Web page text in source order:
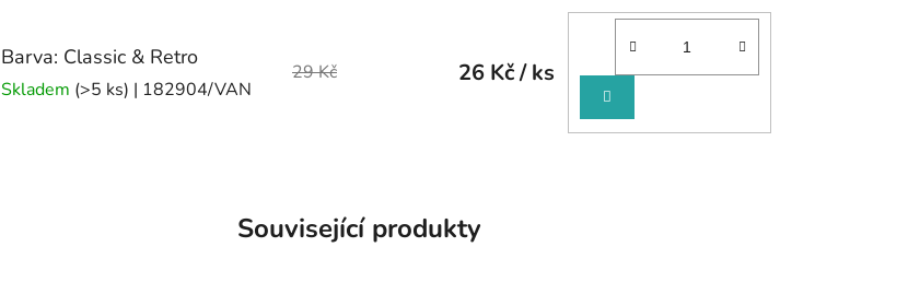
Barva: Classic & Retro
Skladem (>5 ks) | 182904/VAN
29 Kč 26 Kč/ ks
DO
KOŠÍKU
Související produkty